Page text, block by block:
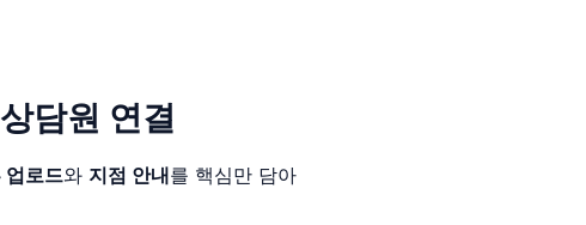
담원 연결
업로드와 지점 안내를 핵심만 담아